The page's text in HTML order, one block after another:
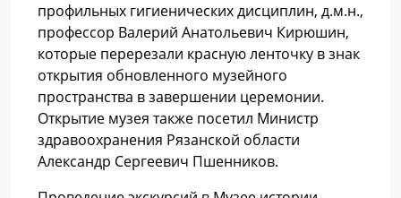
профильных гигиенических дисциплин, д.м.н.,
профессор Валерий Анатольевич Кирюшин,
которые перерезали красную ленточку в знак
открытия обновленного музейного
пространства в завершении церемонии.
Открытие музея также посетил Министр
здравоохранения Рязанской области
Александр Сергеевич Пшенников.